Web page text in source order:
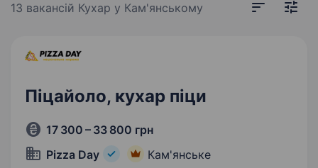
13 вакансій Кухар у Кам'янському
Піцайоло, кухар піци
17 300 – 33 800 грн
Pizza Day
Кам'янське